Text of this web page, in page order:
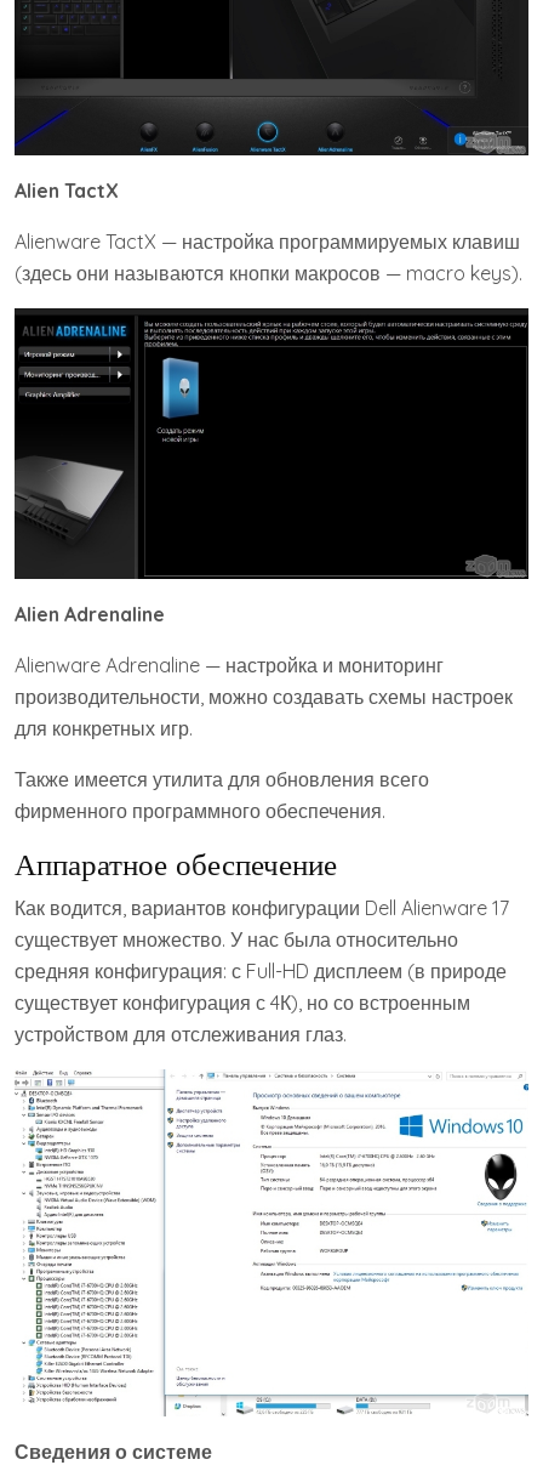
Alien TactX
Alienware TactX — настройка программируемых клавиш
(здесь они называются кнопки макросов — macro keys).
Alien Adrenaline
Alienware Adrenaline — настройка и мониторинг
производительности, можно создавать схемы настроек
для конкретных игр.
Также имеется утилита для обновления всего
фирменного программного обеспечения.
Аппаратное обеспечение
Как водится, вариантов конфигурации Dell Alienware 17
существует множество. У нас была относительно
средняя конфигурация: с Full-HD дисплеем (в природе
существует конфигурация с 4К), но со встроенным
устройством для отслеживания глаз.
Сведения о системе